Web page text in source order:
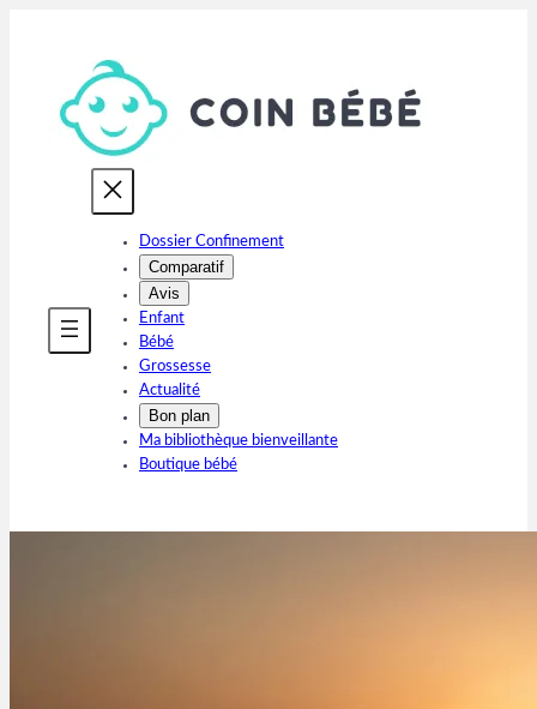
contenu
Dossier Confinement
Comparatif
Avis
Enfant
Bébé
Grossesse
Actualité
Bon plan
Ma bibliothèque bienveillante
Boutique bébé